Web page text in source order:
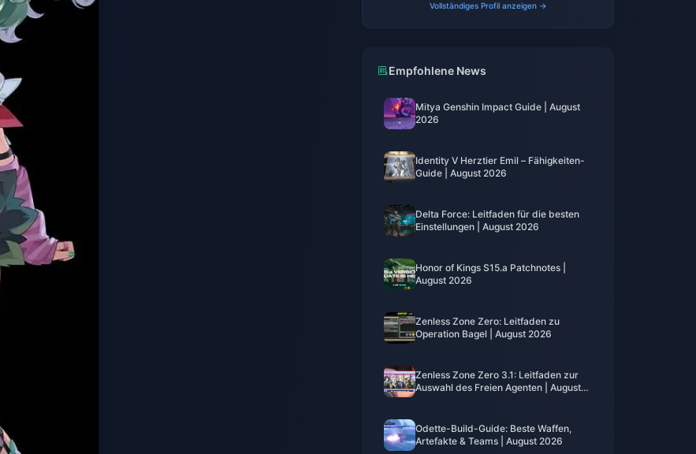
Vollständiges Profil anzeigen →
Empfohlene News
Mitya Genshin Impact Guide | August
2026
Identity V Herztier Emil – Fähigkeiten-
Guide | August 2026
Delta Force: Leitfaden für die besten
Einstellungen | August 2026
Honor of Kings S15.a Patchnotes |
August 2026
Zenless Zone Zero: Leitfaden zu
Operation Bagel | August 2026
Zenless Zone Zero 3.1: Leitfaden zur
Auswahl des Freien Agenten | August
Odette-Build-Guide: Beste Waffen,
Artefakte & Teams | August 2026